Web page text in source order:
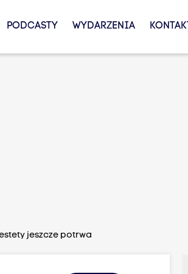
PODCASTY WYDARZENIA KONTAKT
jeszcze potrwa